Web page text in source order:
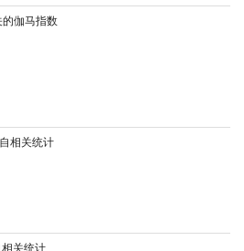
伽马指数
相关统计
关统计